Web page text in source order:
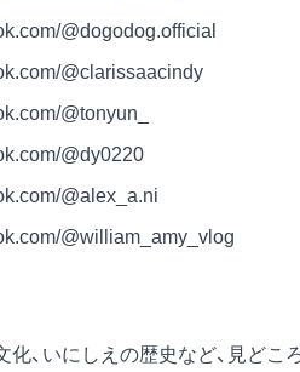
@dogodog.official
@clarissaacindy
@tonyun_
@dy0220
@alex_a.ni
@william_amy_vlog
、いにしえの歴史など、見どこ